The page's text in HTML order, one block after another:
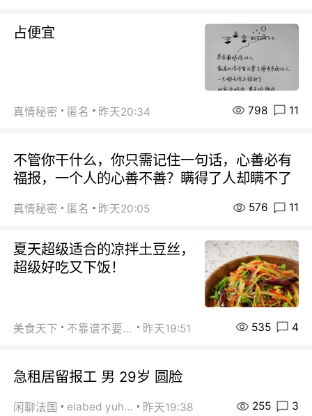
占便宜
真情秘密 匿名 昨天20:34 798 11
不管你干什么，你只需记住一句话，心善必有
福报，一个人的心善不善？瞒得了人却瞒不了
真情秘密 匿名 昨天20:05 576 11
夏天超级适合的凉拌土豆丝，
超级好吃又下饭！
美食天下 不靠谱不要联系 昨天19:51 535 4
急租居留报工 男 29岁 圆脸
闲聊法国 elabed yuhua 昨天19:38 255 3